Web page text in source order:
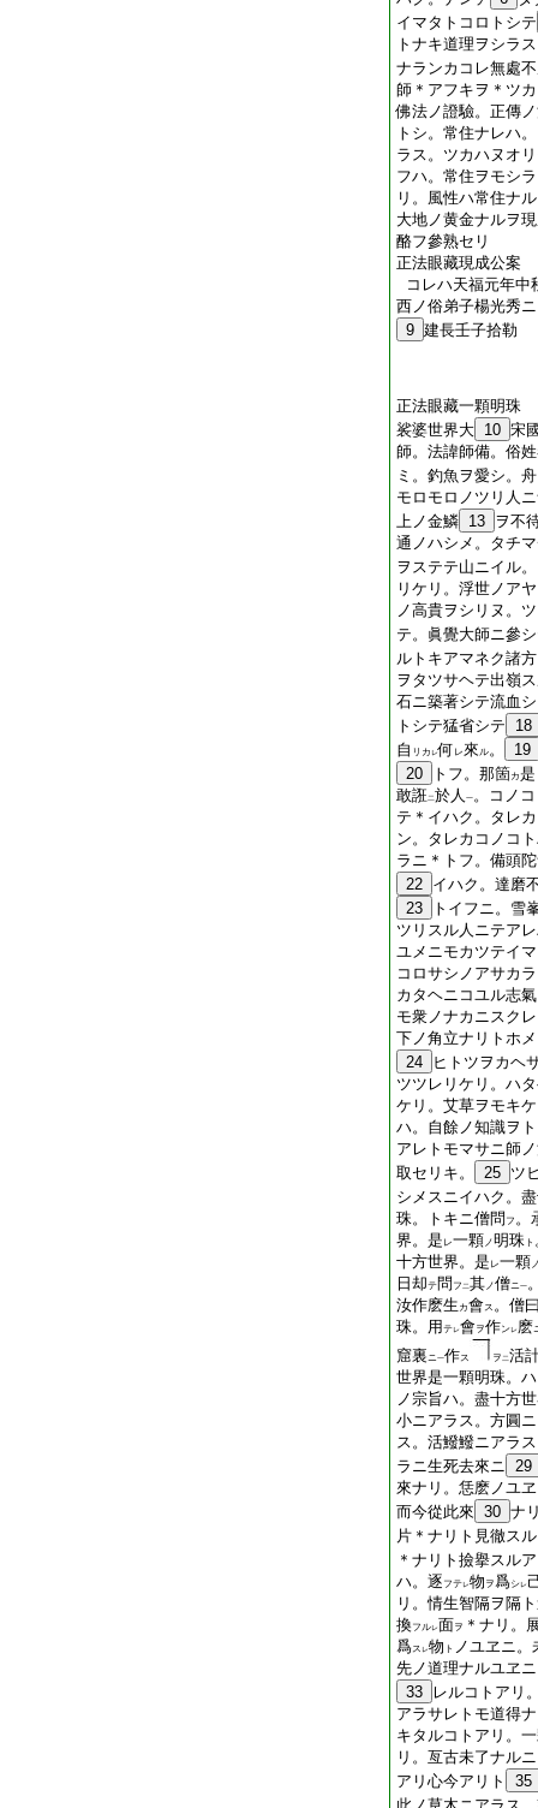
イマタトコロトシテ
トナキ道理ヲシラ
ナランカコレ無處
師＊アフキヲ＊ツ
佛法ノ證驗。正傳
トシ。常住ナレハ
ラス。ツカハヌオ
フハ。常住ヲモシ
リ。風性ハ常住ナ
大地ノ黄金ナルヲ
酪フ參熟セリ
正法眼藏現成公案
コレハ天福元年中
西ノ俗弟子楊光秀
9 建長壬子拾勒
正法眼藏一顆明珠
裟婆世界大 10 宋
師。法諱師備。俗
ミ。釣魚ヲ愛シ。
モロモロノツリ人
上ノ金鱗 13 ヲ不
通ノハシメ。タチ
ヲステテ山ニイル
リケリ。浮世ノア
ノ高貴ヲシリヌ。
テ。眞覺大師ニ參
ルトキアマネク諸
ヲタツサヘテ出嶺
石ニ築著シテ流血
トシテ猛省シテ
18
自 リカ レ何 レ來ル。
19
20
トフ。那箇カ是
敢誑 二於人 一。コノ
テ＊イハク。タレ
ン。タレカコノコ
ラニ＊トフ。備頭
22 イハク。達磨
23
トイフニ。雪
ツリスル人ニテア
ユメニモカツテイ
コロサシノアサカ
カタヘニコユル志
モ衆ノナカニスク
下ノ角立ナリトホ
24
ヒトツヲカヘ
ツツレリケリ。ハ
ケリ。艾草ヲモキ
ハ。自餘ノ知識ヲ
アレトモマサニ師
取セリキ。
25 ツ
シメスニイハク。
珠。トキニ僧問 フ 。
界。是 レ一顆ノ明珠 ト
十方世界。是 レ一顆
日却テ問 フ 二其ノ僧ニ一
汝作麽生 カ會ス 。僧
珠。用 テレ會ヲ作ンレ麽
窟裏ニ一作ス ヲ 二活
世界是一顆明珠。
ノ宗旨ハ。盡十方
小ニアラス。方圓
ス。活鱍鱍ニアラ
ラニ生死去來ニ 29
來ナリ。恁麽ノユ
而今從此來 30 ナ
片＊ナリト見徹ス
＊ナリト撿擧スル
ハ。逐 フテレ物 ヲ爲シレ
リ。情生智隔ヲ隔
換フルレ面ヲ ＊ナリ。
爲ス レ物 ト ノユヱニ。
先ノ道理ナルユヱ
33
レルコトアリ
アラサレトモ道得
キタルコトアリ。
リ。亙古未了ナル
アリ心今アリト
35